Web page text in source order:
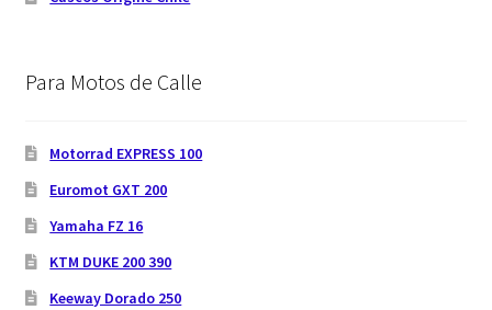
Para Motos de Calle
Motorrad EXPRESS 100
Euromot GXT 200
Yamaha FZ 16
KTM DUKE 200 390
Keeway Dorado 250